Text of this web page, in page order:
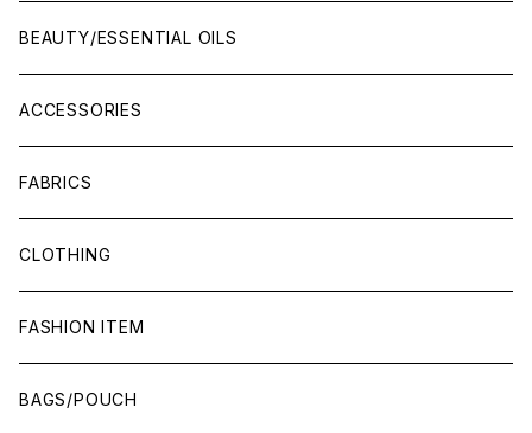
BEAUTY/ESSENTIAL OILS
ACCESSORIES
FABRICS
CLOTHING
FASHION ITEM
BAGS/POUCH